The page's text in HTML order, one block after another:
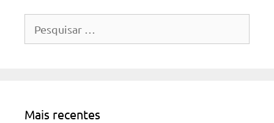
por:
Mais recentes